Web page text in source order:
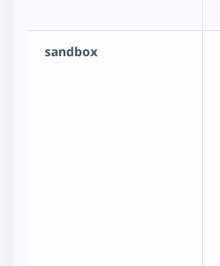
sandbox